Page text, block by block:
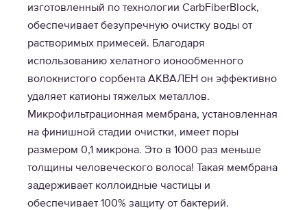
изготовленный по технологии CarbFiberBlock,
обеспечивает безупречную очистку воды от
растворимых примесей. Благодаря
использованию хелатного ионообменного
волокнистого сорбента АКВАЛЕН он эффективно
удаляет катионы тяжелых металлов.
Микрофильтрационная мембрана, установленная
на финишной стадии очистки, имеет поры
размером 0,1 микрона. Это в 1000 раз меньше
толщины человеческого волоса! Такая мембрана
задерживает коллоидные частицы и
обеспечивает 100% защиту от бактерий.